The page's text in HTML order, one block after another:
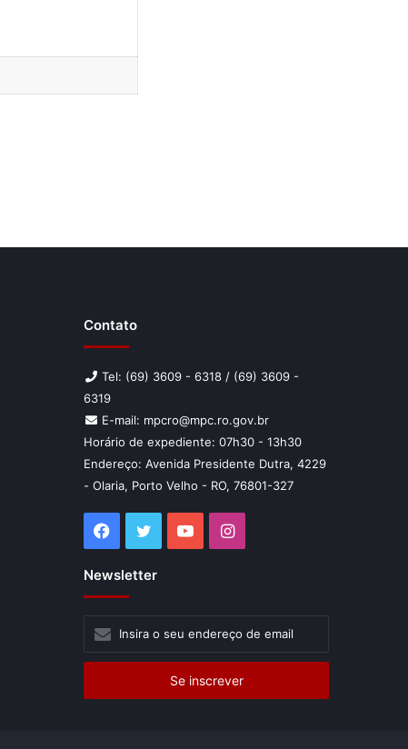
Contato
Tel: (69) 3609 - 6318 / (69) 3609 -
6319
E-mail: mpcro@mpc.ro.gov.br
Horário de expediente: 07h30 - 13h30
Endereço: Avenida Presidente Dutra, 4229
- Olaria, Porto Velho - RO, 76801-327
Facebook
TwitterYouTubeInstagram
Newsletter
seu
de